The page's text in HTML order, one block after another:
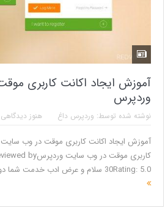
آموزش ایجاد اکانت کاربری
وردپرس
نوشته شده توسط: وردپرس داغ هنوز
آموزش ایجاد اکانت کاربری موقت در وب
30Rating: 5.0 سلام و عرض ادب خدمت شما دوستان عزیز ....